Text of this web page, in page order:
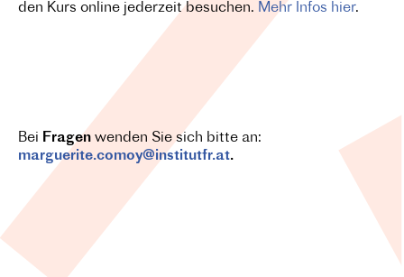
den Kurs online jederzeit besuchen. Mehr Infos hier.
Bei Fragen wenden Sie sich bitte an:
marguerite.comoy@institutfr.at.